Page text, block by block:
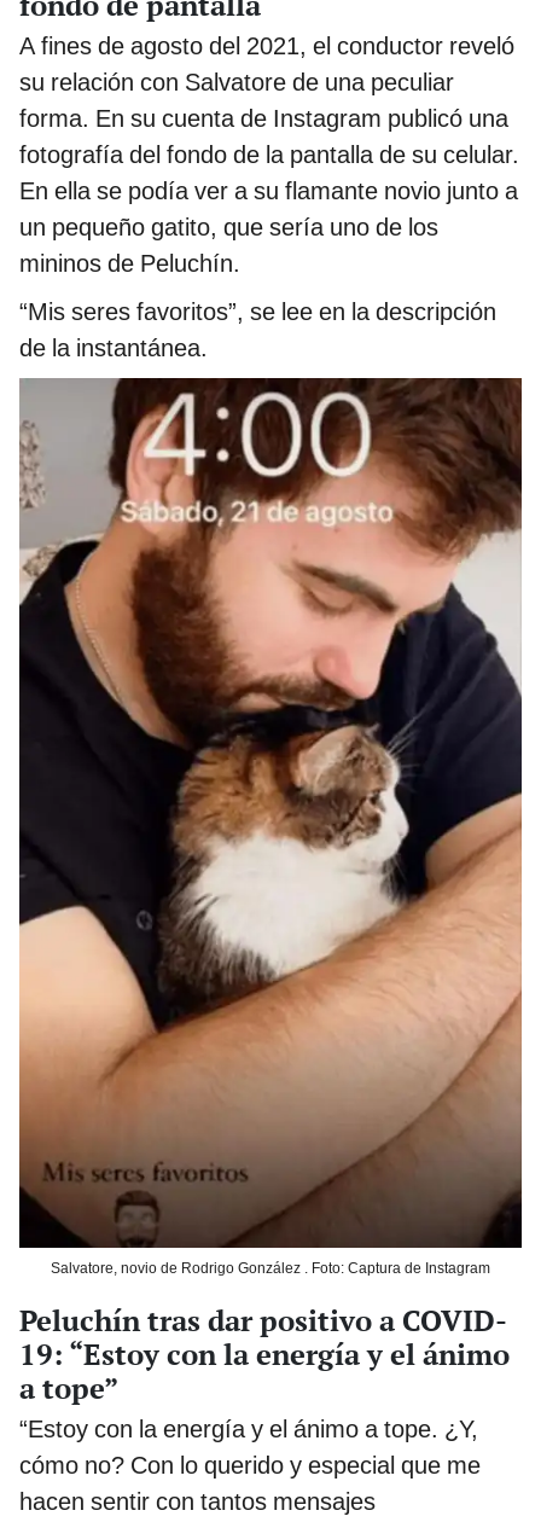
A fines de agosto del 2021, el conductor reveló
su relación con Salvatore de una peculiar
forma. En su cuenta de Instagram publicó una
fotografía del fondo de la pantalla de su celular.
En ella se podía ver a su flamante novio junto a
un pequeño gatito, que sería uno de los
mininos de Peluchín.
“Mis seres favoritos”, se lee en la descripción
de la instantánea.
Salvatore, novio de Rodrigo González . Foto: Captura de Instagram
Peluchín tras dar positivo a COVID-
19: “Estoy con la energía y el ánimo
a tope”
“Estoy con la energía y el ánimo a tope. ¿Y,
cómo no? Con lo querido y especial que me
hacen sentir con tantos mensajes